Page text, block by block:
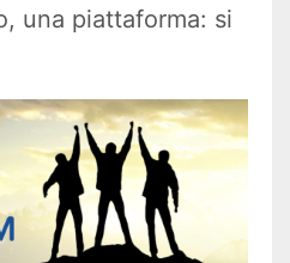
una piattaforma: si